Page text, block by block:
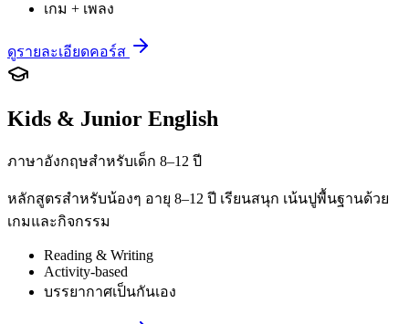
เกม + เพลง
ดูรายละเอียดคอร์ส
Kids & Junior English
ภาษาอังกฤษสำหรับเด็ก 8–12 ปี
หลักสูตรสำหรับน้องๆ อายุ 8–12 ปี เรียนสนุก เน้นปูพื้นฐานด้วย
เกมและกิจกรรม
Reading & Writing
Activity-based
บรรยากาศเป็นกันเอง